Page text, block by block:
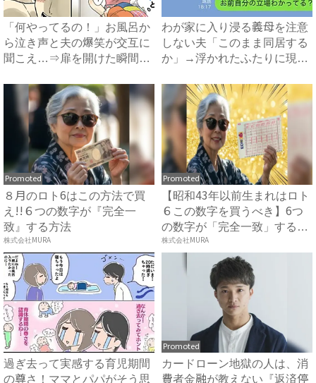
「何やってるの！」お風呂か
ら泣き声と夫の爆笑が交互に
聞こえ…⇒扉を開けた瞬間、
わが家に入り浸る義母を注意
しない夫「このまま同居する
か」→浮かれたふたりに現実
Promoted
８月のロト6はこの方法で買
え!!６つの数字が『完全一
致』する方法
株式会社MURA
Promoted
【昭和43年以前生まれはロト
６この数字を買うべき】6つ
の数字が「完全一致」する
方...
株式会社MURA
過ぎ去って実感する育児期間
の尊さ！ママとパパがそう思
Promoted
カードローン地獄の人は、消
費者金融が教えない『返済停